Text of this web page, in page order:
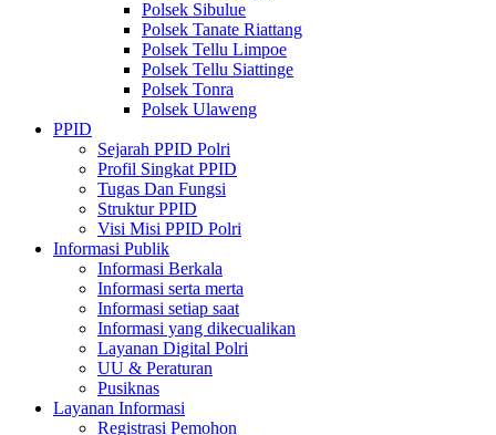
Polsek Sibulue
Polsek Tanate Riattang
Polsek Tellu Limpoe
Polsek Tellu Siattinge
Polsek Tonra
Polsek Ulaweng
PPID
Sejarah PPID Polri
Profil Singkat PPID
Tugas Dan Fungsi
Struktur PPID
Visi Misi PPID Polri
Informasi Publik
Informasi Berkala
Informasi serta merta
Informasi setiap saat
Informasi yang dikecualikan
Layanan Digital Polri
UU & Peraturan
Pusiknas
Layanan Informasi
Registrasi Pemohon